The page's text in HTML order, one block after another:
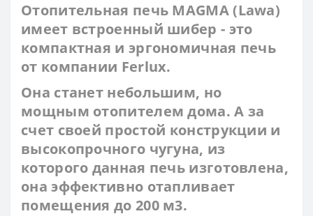
Отопительная печь MAGMA (Lawa)
имеет встроенный шибер - это
компактная и эргономичная печь
от компании Ferlux.
Она станет небольшим, но
мощным отопителем дома. А за
счет своей простой конструкции и
высокопрочного чугуна, из
которого данная печь изготовлена,
она эффективно отапливает
помещения до 200 м3.